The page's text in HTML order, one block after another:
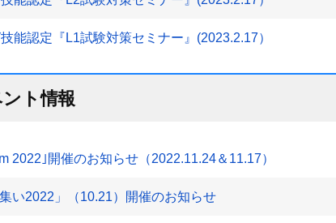
能認定『L1試験対策セミナー』(2023.2.17）
ト情報
2022｣開催のお知らせ（2022.11.24＆11.17）
い2022」（10.21）開催のお知らせ